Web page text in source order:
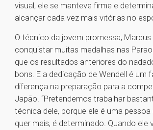
visual, ele se manteve firme e
alcançar cada vez mais vitórias no
O técnico da jovem promessa, Marcus
conquistar muitas medalhas nas
que os resultados anteriores do
bons. E a dedicação de Wendell é um
diferença na preparação para a
Japão. “Pretendemos trabalhar
técnica dele, porque ele é uma pessoa
quer mais, é determinado. Quando ele